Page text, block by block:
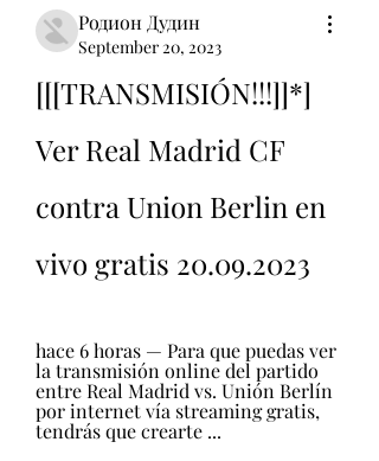
Родион Дудин
September 20, 2023
[[[TRANSMISIÓN!!!]]*]
Ver Real Madrid CF
contra Union Berlin en
vivo gratis 20.09.2023
hace 6 horas — Para que puedas ver
la transmisión online del partido
entre Real Madrid vs. Unión Berlín
por internet vía streaming gratis,
tendrás que crearte ...